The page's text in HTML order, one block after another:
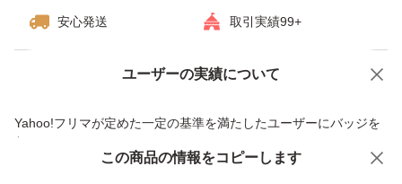
す。
常識のある方と気持ちの良いお取引ができれば嬉しく思い
安心発送 取引実績99+
ユーザーの実績について
Yahoo!フリマが定めた一定の基準を満たしたユーザーにバッジを
付与しています
価格の相談 商品への質問
この商品の情報をコピーします
この商品をみている人にオススメ